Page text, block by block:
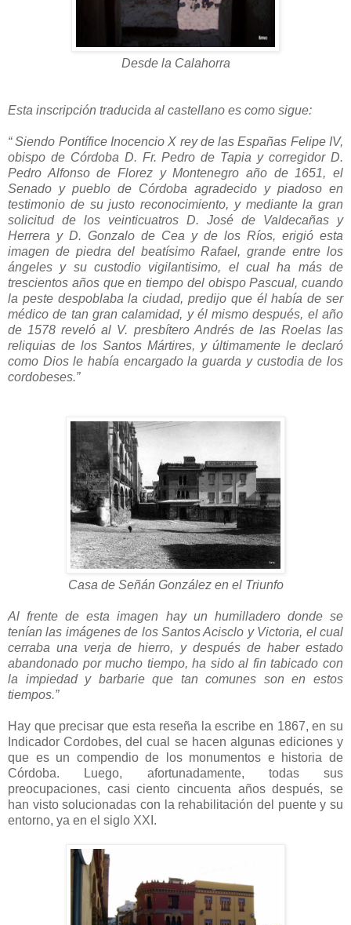
Desde la Calahorra
Esta inscripción traducida al castellano es como sigue:
“ Siendo Pontífice Inocencio X rey de las Españas Felipe IV,
obispo de Córdoba D. Fr. Pedro de Tapia y corregidor D.
Pedro Alfonso de Florez y Montenegro año de 1651, el
Senado y pueblo de Córdoba agradecido y piadoso en
testimonio de su justo reconocimiento, y mediante la gran
solicitud de los veinticuatros D. José de Valdecañas y
Herrera y D. Gonzalo de Cea y de los Ríos, erigió esta
imagen de piedra del beatísimo Rafael, grande entre los
ángeles y su custodio vigilantisimo, el cual ha más de
trescientos años que en tiempo del obispo Pascual, cuando
la peste despoblaba la ciudad, predijo que él había de ser
médico de tan gran calamidad, y él mismo después, el año
de 1578 reveló al V. presbítero Andrés de las Roelas las
reliquias de los Santos Mártires, y últimamente le declaró
como Dios le había encargado la guarda y custodia de los
cordobeses.”
Casa de Señán González en el Triunfo
Al frente de esta imagen hay un humilladero donde se
tenían las imágenes de los Santos Acisclo y Victoria, el cual
cerraba una verja de hierro, y después de haber estado
abandonado por mucho tiempo, ha sido al fin tabicado con
la impiedad y barbarie que tan comunes son en estos
tiempos.”
Hay que precisar que esta reseña la escribe en 1867, en su
Indicador Cordobes, del cual se hacen algunas ediciones y
que es un compendio de los monumentos e historia de
Córdoba. Luego, afortunadamente, todas sus
preocupaciones, casi ciento cincuenta años después, se
han visto solucionadas con la rehabilitación del puente y su
entorno, ya en el siglo XXI.